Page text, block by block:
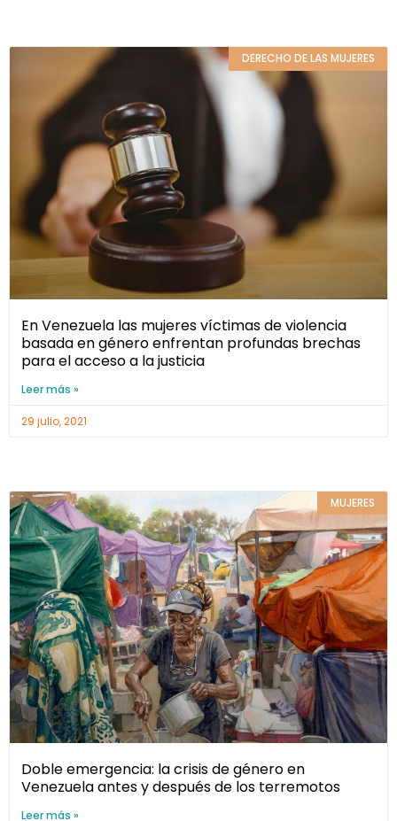
DERECHO DE LAS MUJERES
En Venezuela las mujeres víctimas de violencia
basada en género enfrentan profundas brechas
para el acceso a la justicia
Leer más »
29 julio, 2021
MUJERES
Doble emergencia: la crisis de género en
Venezuela antes y después de los terremotos
Leer más »